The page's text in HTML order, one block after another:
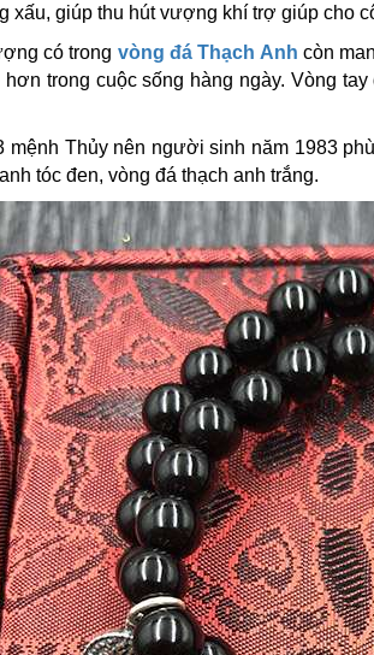
xấu, giúp thu hút vượng khí trợ giúp cho
có trong vòng đá Thạch Anh còn
trong cuộc sống hàng ngày. Vòng
mệnh Thủy nên người sinh năm 1983
tóc đen, vòng đá thạch anh trắng.